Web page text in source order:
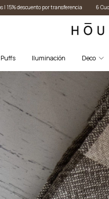
6 Cuotas sin interés con todos los
Puffs Iluminación Deco